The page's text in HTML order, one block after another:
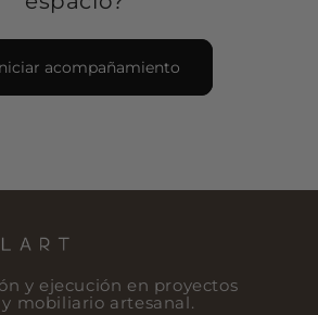
acompañamiento
y ejecución en proyectos
mobiliario artesanal.